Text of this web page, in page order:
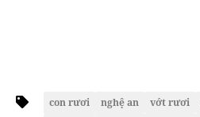
con rươi nghệ an vớt rươi